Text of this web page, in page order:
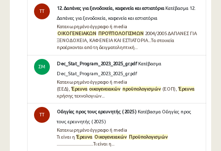
TT
12. Δαπάνες για ξενοδοχεία, καφενεία και εστιατόρια Κατέβασμα 12.
Δαπάνες για ξενοδοχεία, καφενεία και εστιατόρια
Καταχωρημένο έγγραφο ή media
ΟΙΚΟΓΕΝΕΙΑΚΩΝ ΠΡΟΫΠΟΛΟΓΙΣΜΩΝ 2004/2005 ΔΑΠΑΝΕΣ ΓΙΑ
ΞΕΝΟΔΟΧΕΙΑ, ΚΑΦΕΝΕΙΑ ΚΑΙ ΕΣΤΙΑΤΟΡΙΑ...Τα στοιχεία
προέρχονται από τη δειγματοληπτική...
ΣΜ
Dec_Stat_Program_2023_2025_gr.pdf Κατέβασμα
Dec_Stat_Program_2023_2025_gr.pdf
Καταχωρημένο έγγραφο ή media
(ΕΕΔ), Έρευνα οικογενειακών προϋπολογισμών (ΕΟΠ), Έρευνα
χρήσης τεχνολογιών...
TT
Οδηγίες προς τους ερευνητής ( 2025 ) Κατέβασμα Οδηγίες προς
τους ερευνητής ( 2025 )
Καταχωρημένο έγγραφο ή media
Τι είναι η Έρευνα Οικογενειακών Προϋπολογισμών
.....................................Τι είναι η...